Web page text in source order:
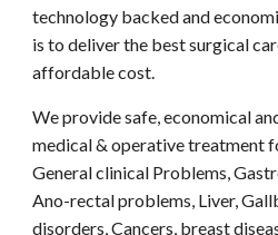
technology backed and
is to deliver the best surgical
affordable cost.
We provide safe, economical
medical & operative treatment
General clinical Problems,
Ano-rectal problems, Liver,
disorders, Cancers, breast